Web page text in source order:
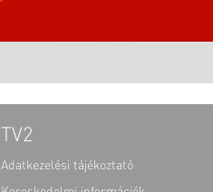
TV2
Adatkezelési tájékoztató